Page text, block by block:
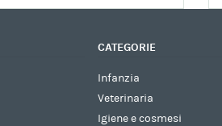
CATEGORIE
Infanzia
Veterinaria
Igiene e cosmesi